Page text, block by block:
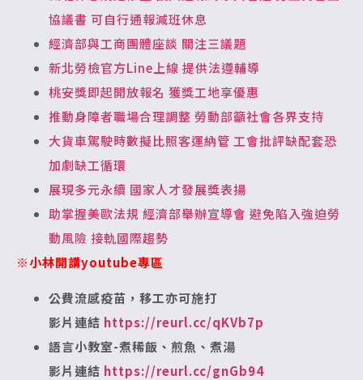
協議書 可自行通報減班休息
經濟部與工商團體座談 關注三議題
新北勞檢官方Line上線 提供法遵輔導
桃安獎即起開放報名 獲獎工地享優惠
推動身障者職場合理調整 勞動部籲社會各界支持
大貨車駕駛時數擬比照客運納管 工會批評缺配套恐
加劇缺工循環
展現多元永續 國家人才發展獎表揚
助掌握美歐法規 經濟部舉辦宣導會 避免陷入強迫勞
動風險 接軌國際趨勢
※小林開講youtube專區
公費流感疫苗，移工亦可施打
影片連結 https://reurl.cc/qKVb7p
語言小教室-煮稀飯、煎魚、煮湯
影片連結 https://reurl.cc/gnGb94